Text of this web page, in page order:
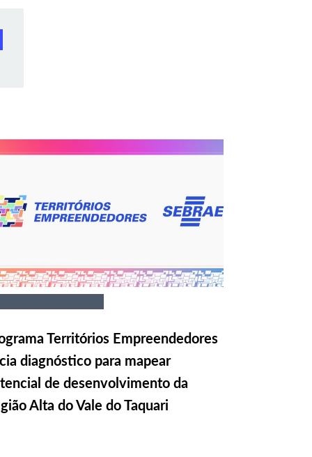
Territórios Empreendedores
diagnóstico para mapear
de desenvolvimento da
Alta do Vale do Taquari